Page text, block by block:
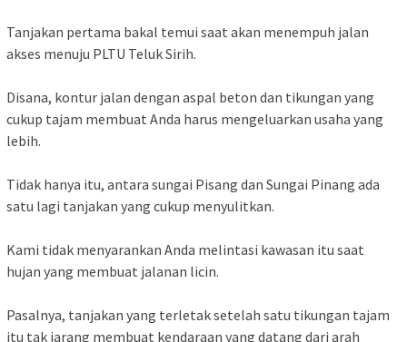
Tanjakan pertama bakal temui saat akan menempuh jalan
akses menuju PLTU Teluk Sirih.
Disana, kontur jalan dengan aspal beton dan tikungan yang
cukup tajam membuat Anda harus mengeluarkan usaha yang
lebih.
Tidak hanya itu, antara sungai Pisang dan Sungai Pinang ada
satu lagi tanjakan yang cukup menyulitkan.
Kami tidak menyarankan Anda melintasi kawasan itu saat
hujan yang membuat jalanan licin.
Pasalnya, tanjakan yang terletak setelah satu tikungan tajam
itu tak jarang membuat kendaraan yang datang dari arah